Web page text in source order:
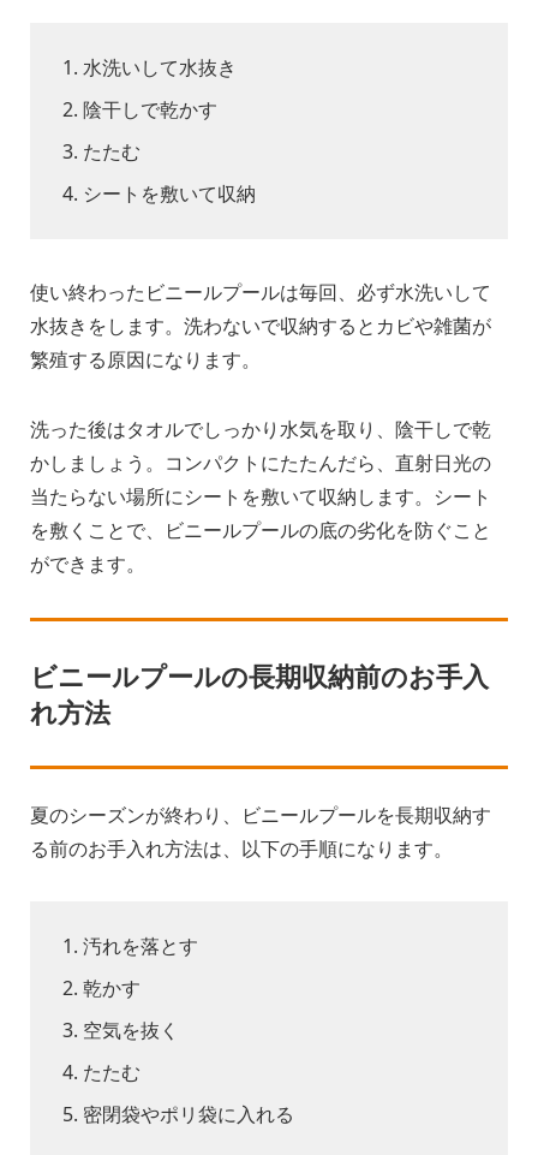
水洗いして水抜き
陰干しで乾かす
たたむ
シートを敷いて収納
使い終わったビニールプールは毎回、必ず水洗いして
水抜きをします。洗わないで収納するとカビや雑菌が
繁殖する原因になります。
洗った後はタオルでしっかり水気を取り、陰干しで乾
かしましょう。コンパクトにたたんだら、直射日光の
当たらない場所にシートを敷いて収納します。シート
を敷くことで、ビニールプールの底の劣化を防ぐこと
ができます。
ビニールプールの長期収納前のお手入
れ方法
夏のシーズンが終わり、ビニールプールを長期収納す
る前のお手入れ方法は、以下の手順になります。
汚れを落とす
乾かす
空気を抜く
たたむ
密閉袋やポリ袋に入れる